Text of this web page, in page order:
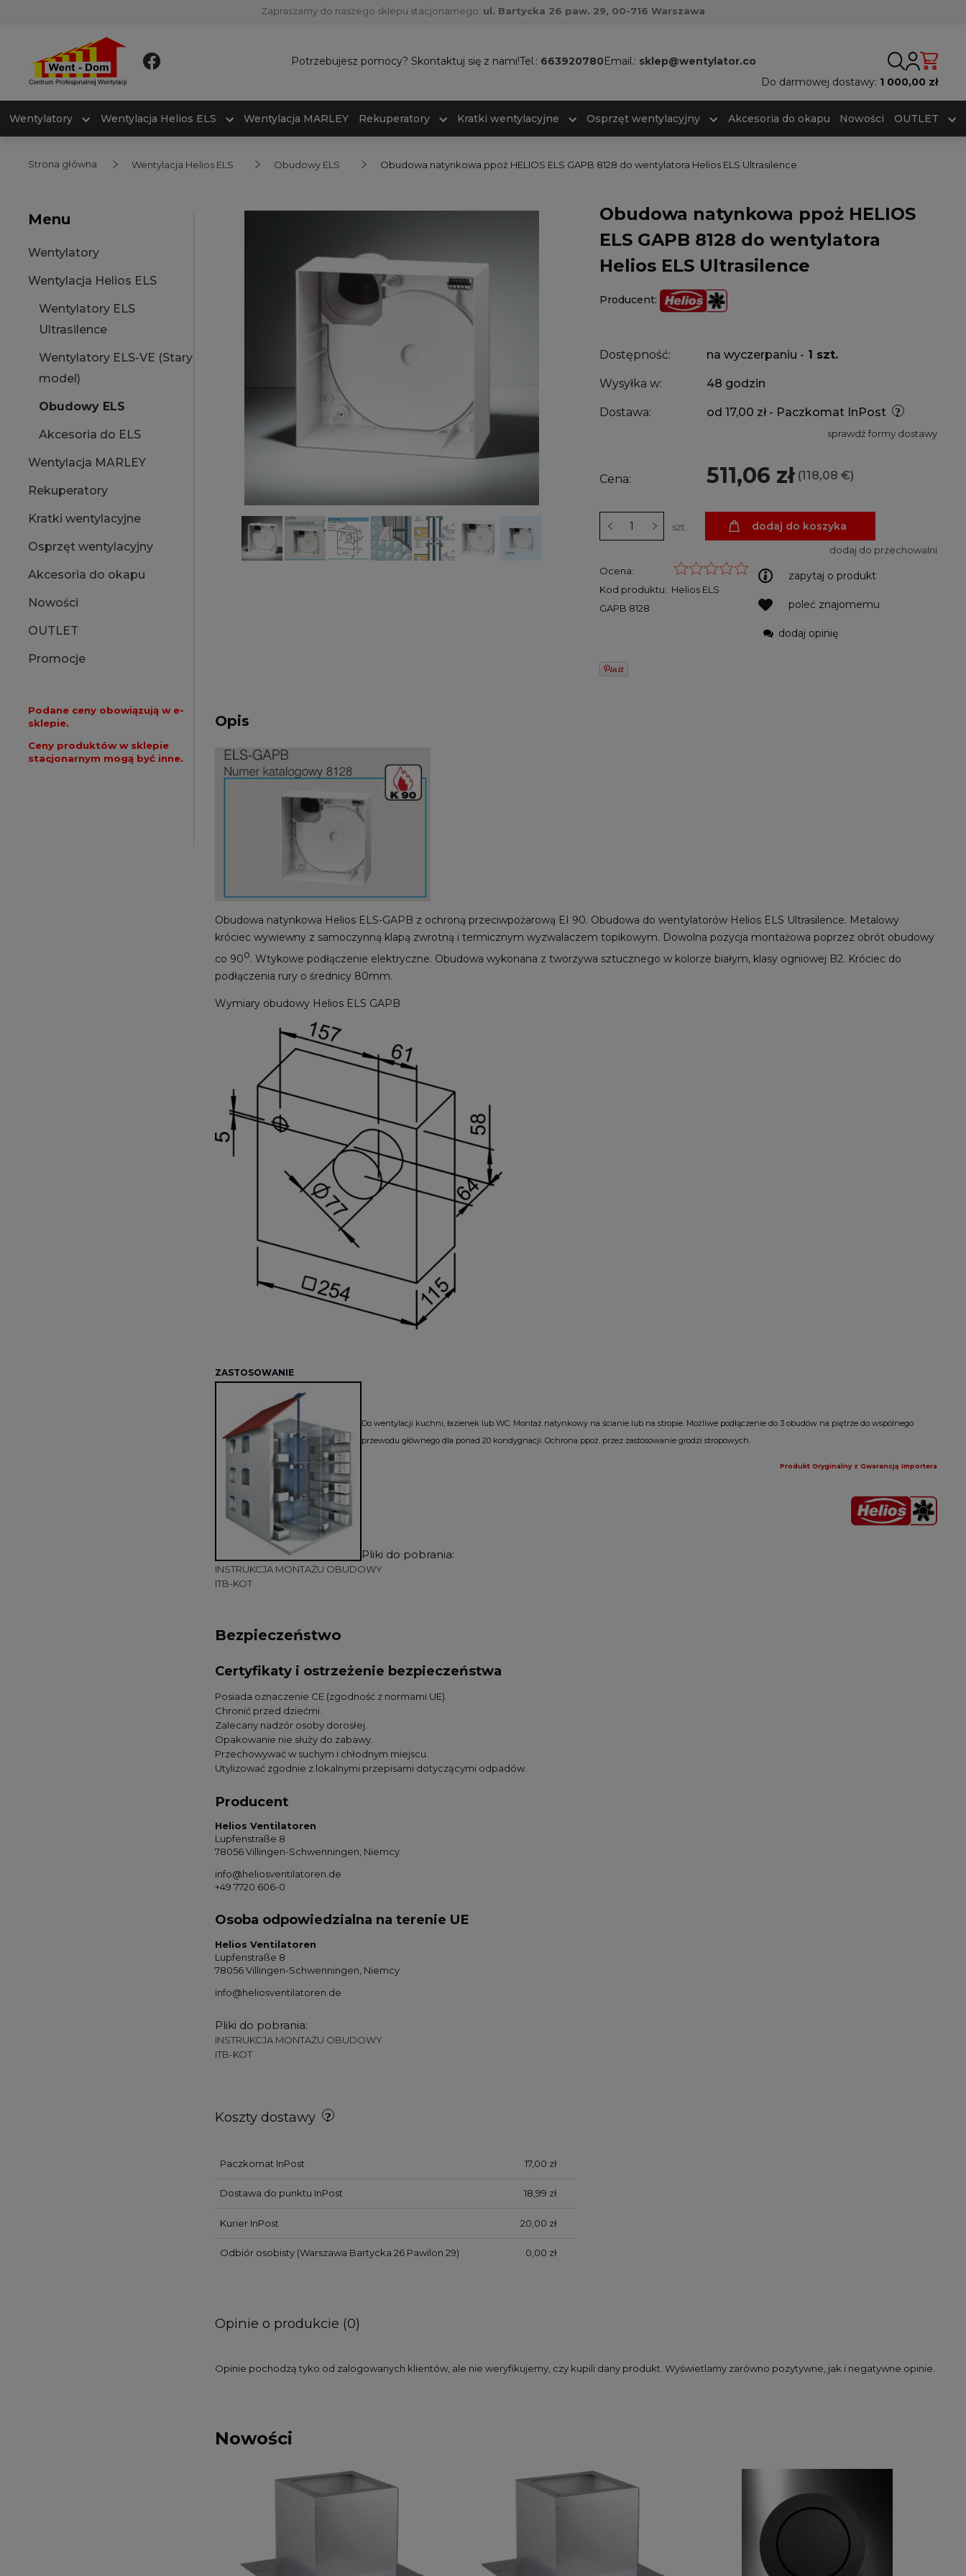
Zapraszamy do naszego sklepu stacjonarnego: ul. Bartycka 26 paw. 29, 00-716 Warszawa
Potrzebujesz pomocy? Skontaktuj się z nami!Tel.: 663920780Email.: sklep@wentylator.co
Do darmowej dostawy: 1 000,00 zł
Wentylatory Wentylacja Helios ELS Wentylacja MARLEY Rekuperatory Kratki wentylacyjne Osprzęt wentylacyjny Akcesoria do okapu Nowości OUTLET
Strona główna Wentylacja Helios ELS Obudowy ELS Obudowa natynkowa ppoż HELIOS ELS GAPB 8128 do wentylatora Helios ELS Ultrasilence
Menu
Wentylatory
Wentylacja Helios ELS
Wentylatory ELS
Ultrasilence
Wentylatory ELS-VE (Stary
model)
Obudowy ELS
Akcesoria do ELS
Wentylacja MARLEY
Rekuperatory
Kratki wentylacyjne
Osprzęt wentylacyjny
Akcesoria do okapu
Nowości
OUTLET
Promocje
Podane ceny obowiązują w e-
sklepie.
Ceny produktów w sklepie
stacjonarnym mogą być inne.
Obudowa natynkowa ppoż HELIOS
ELS GAPB 8128 do wentylatora
Helios ELS Ultrasilence
Producent:
Dostępność: na wyczerpaniu - 1 szt.
Wysyłka w: 48 godzin
Dostawa: od 17,00 zł - Paczkomat InPost
sprawdź formy dostawy
Cena: 511,06 zł (118,08 €)
szt. dodaj do koszyka
dodaj do przechowalni
Ocena:
Kod produktu: Helios ELS
GAPB 8128
zapytaj o produkt
poleć znajomemu
dodaj opinię
Opis
Obudowa natynkowa Helios ELS-GAPB z ochroną przeciwpożarową EI 90. Obudowa do wentylatorów Helios ELS Ultrasilence. Metalowy
króciec wywiewny z samoczynną klapą zwrotną i termicznym wyzwalaczem topikowym. Dowolna pozycja montażowa poprzez obrót obudowy
co 90o. Wtykowe podłączenie elektryczne. Obudowa wykonana z tworzywa sztucznego w kolorze białym, klasy ogniowej B2. Króciec do
podłączenia rury o średnicy 80mm.
Wymiary obudowy Helios ELS GAPB
ZASTOSOWANIE
Do wentylacji kuchni, łazienek lub WC. Montaż natynkowy na ścianie lub na stropie. Możliwe podłączenie do 3 obudów na piętrze do wspólnego
przewodu głównego dla ponad 20 kondygnacji. Ochrona ppoż. przez zastosowanie grodzi stropowych.
Produkt Oryginalny z Gwarancją Importera
Pliki do pobrania:
INSTRUKCJA MONTAŻU OBUDOWY
ITB-KOT
Bezpieczeństwo
Certyfikaty i ostrzeżenie bezpieczeństwa
Posiada oznaczenie CE (zgodność z normami UE).
Chronić przed dziećmi.
Zalecany nadzór osoby dorosłej.
Opakowanie nie służy do zabawy.
Przechowywać w suchym i chłodnym miejscu.
Utylizować zgodnie z lokalnymi przepisami dotyczącymi odpadów.
Producent
Helios Ventilatoren
Lupfenstraße 8
78056 Villingen-Schwenningen, Niemcy
info@heliosventilatoren.de
+49 7720 606-0
Osoba odpowiedzialna na terenie UE
Helios Ventilatoren
Lupfenstraße 8
78056 Villingen-Schwenningen, Niemcy
info@heliosventilatoren.de
Pliki do pobrania:
INSTRUKCJA MONTAŻU OBUDOWY
ITB-KOT
Koszty dostawy
Paczkomat InPost 17,00 zł
Dostawa do punktu InPost 18,99 zł
Kurier InPost 20,00 zł
Odbiór osobisty(Warszawa Bartycka 26 Pawilon 29) 0,00 zł
Opinie o produkcie (0)
Opinie pochodzą tyko od zalogowanych klientów, ale nie weryfikujemy, czy kupili dany produkt. Wyświetlamy zarówno pozytywne, jak i negatywne opinie.
Nowości